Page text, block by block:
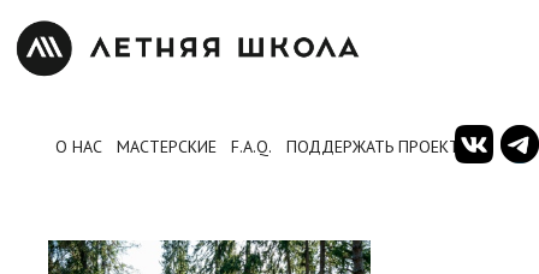
О НАС МАСТЕРСКИЕ F.A.Q. ПОДДЕРЖАТЬ ПРОЕКТ